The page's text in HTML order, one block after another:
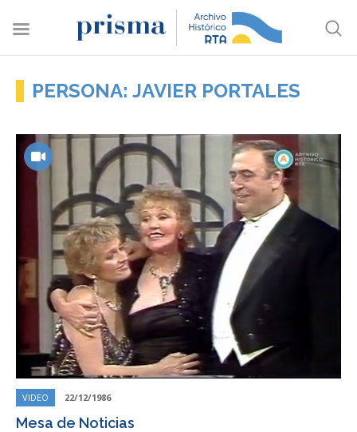
PERSONA: JAVIER PORTALES
VIDEO 22/12/1986
Mesa de Noticias